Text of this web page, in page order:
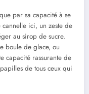
par sa capacité à se
ici, un zeste de
au sirop de sucre.
boule de glace, ou
capacité rassurante de
de tous ceux qui